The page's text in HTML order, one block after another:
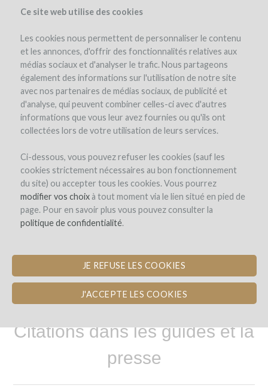
Ce site web utilise des cookies
Les cookies nous permettent de personnaliser le contenu
et les annonces, d'offrir des fonctionnalités relatives aux
médias sociaux et d'analyser le trafic. Nous partageons
également des informations sur l'utilisation de notre site
avec nos partenaires de médias sociaux, de publicité et
d'analyse, qui peuvent combiner celles-ci avec d'autres
informations que vous leur avez fournies ou qu'ils ont
collectées lors de votre utilisation de leurs services.
Ci-dessous, vous pouvez refuser les cookies (sauf les
cookies strictement nécessaires au bon fonctionnement
du site) ou accepter tous les cookies. Vous pourrez
modifier vos choixà tout moment via le lien situé en pied de
page. Pour en savoir plus vous pouvez consulter la
politique de confidentialité.
JE REFUSE LES COOKIES
J'ACCEPTE LES COOKIES
le projet le domaine détails du projet avis d'experts
les remboursements en vin
Domaine de La Ganse
PLANTATION DE ROUSSANNE POUR
UNE NOUVELLE CUVÉE VACQUEYRAS
Citations dans les guides et la
presse